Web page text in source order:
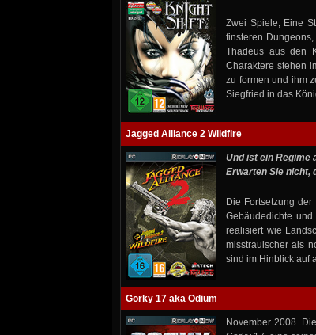
Zwei Spiele, Eine
finsteren
Thadeus aus den
Charaktere stehen
zu formen und ihm
Siegfried in das
Jagged Alliance 2 Wildfire
Und ist ein Regime
Erwarten Sie nicht,
Die Fortsetzung
Gebäudedichte
realisiert wie
misstrauischer als
sind im Hinblick auf
Gorky 17 aka Odium
November 2008.